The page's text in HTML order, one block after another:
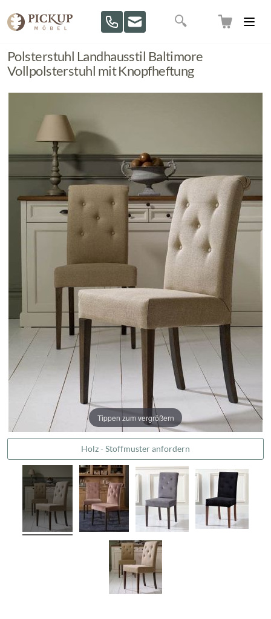
Suche
Polsterstuhl Landhausstil Baltimore
Vollpolsterstuhl mit Knopfheftung
Tippen zum vergrößern
Holz - Stoffmuster anfordern